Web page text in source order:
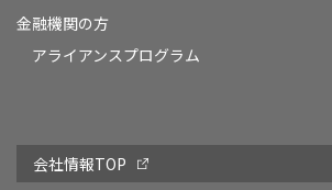
金融機関の方
アライアンスプログラム
会社情報TOP